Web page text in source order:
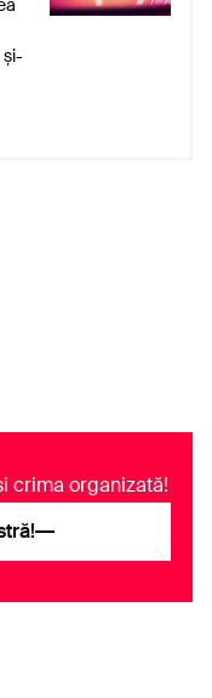
crima organizată!